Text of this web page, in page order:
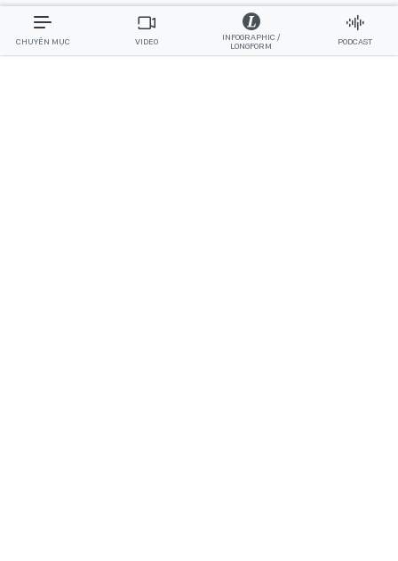
CHUYÊN MỤC VIDEO
INFOGRAPHIC /
LONGFORM
PODCAST